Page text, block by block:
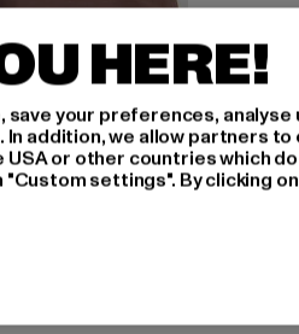
HERE!
your preferences,
addition, we allow partners
or other countries which
settings". By clicking